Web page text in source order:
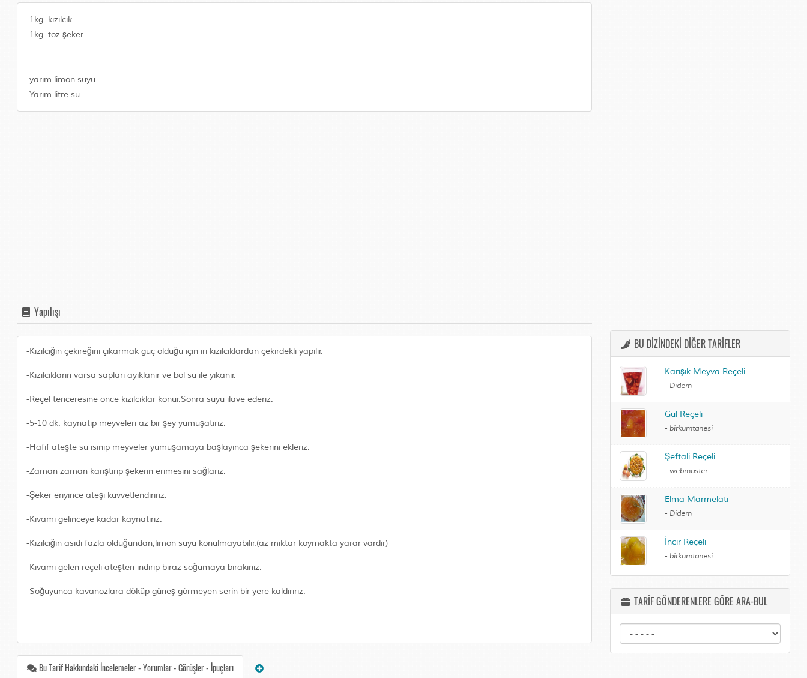
-1kg. kızılcık
-1kg. toz şeker
-yarım limon suyu
-Yarım litre su
Yapılışı
-Kızılcığın çekireğini çıkarmak güç olduğu için iri kızılcıklardan çekirdekli yapılır.
-Kızılcıkların varsa sapları ayıklanır ve bol su ile yıkanır.
-Reçel tenceresine önce kızılcıklar konur.Sonra suyu ilave ederiz.
-5-10 dk. kaynatıp meyveleri az bir şey yumuşatırız.
-Hafif ateşte su ısınıp meyveler yumuşamaya başlayınca şekerini ekleriz.
-Zaman zaman karıştırıp şekerin erimesini sağlarız.
-Şeker eriyince ateşi kuvvetlendiririz.
-Kıvamı gelinceye kadar kaynatırız.
-Kızılcığın asidi fazla olduğundan,limon suyu konulmayabilir.(az miktar koymakta yarar vardır)
-Kıvamı gelen reçeli ateşten indirip biraz soğumaya bırakınız.
-Soğuyunca kavanozlara döküp güneş görmeyen serin bir yere kaldırırız.
Bu Tarif Hakkındaki İncelemeler - Yorumlar - Görüşler - İpuçları
BU DİZİNDEKİ DİĞER TARİFLER
Karışık Meyva Reçeli
- Didem
Gül Reçeli
- birkumtanesi
Şeftali Reçeli
- webmaster
Elma Marmelatı
- Didem
İncir Reçeli
- birkumtanesi
TARİF GÖNDERENLERE GÖRE ARA-BUL